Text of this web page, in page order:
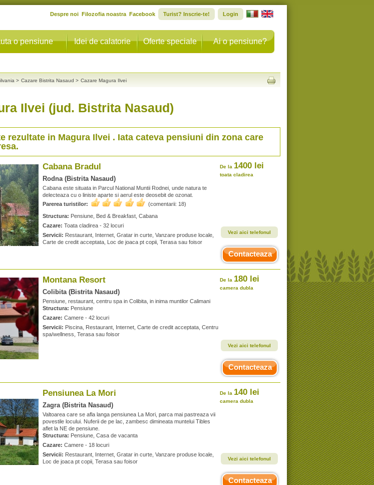
o pensiune Idei de calatorie Oferte speciale Ai o pensiune?
Despre noi Filozofia noastra Facebook Turist? Inscrie-te! Login
> Cazare Bistrita Nasaud > Cazare Magura Ilvei
Ilvei (jud. Bistrita Nasaud)
rezultate in Magura Ilvei . Iata cateva pensiuni din zona care
Cabana Bradul
Rodna (Bistrita Nasaud)
Cabana este situata in Parcul National Muntii Rodnei, unde natura te
delecteaza cu o liniste aparte si aerul este deosebit de ozonat.
Parerea turistilor:
(comentarii: 18)
Structura: Pensiune, Bed & Breakfast, Cabana
Cazare: Toata cladirea - 32 locuri
Servicii: Restaurant, Internet, Gratar in curte, Vanzare produse locale,
Carte de credit acceptata, Loc de joaca pt copii, Terasa sau foisor
De la 1400 lei
toata cladirea
Vezi aici telefonul
Contacteaza
Montana Resort
Colibita (Bistrita Nasaud)
Pensiune, restaurant, centru spa in Colibita, in inima muntilor Calimani
Structura: Pensiune
Cazare: Camere - 42 locuri
Servicii: Piscina, Restaurant, Internet, Carte de credit acceptata, Centru
spa/wellness, Terasa sau foisor
De la 180 lei
camera dubla
Vezi aici telefonul
Contacteaza
Pensiunea La Mori
Zagra (Bistrita Nasaud)
Valtoarea care se afla langa pensiunea La Mori, parca mai pastreaza vii
povestile locului. Nuferii de pe lac, zambesc dimineata muntelui Tibles
aflet la NE de pensiune.
Structura: Pensiune, Casa de vacanta
Cazare: Camere - 18 locuri
Servicii: Restaurant, Internet, Gratar in curte, Vanzare produse locale,
Loc de joaca pt copii, Terasa sau foisor
De la 140 lei
camera dubla
Vezi aici telefonul
Contacteaza